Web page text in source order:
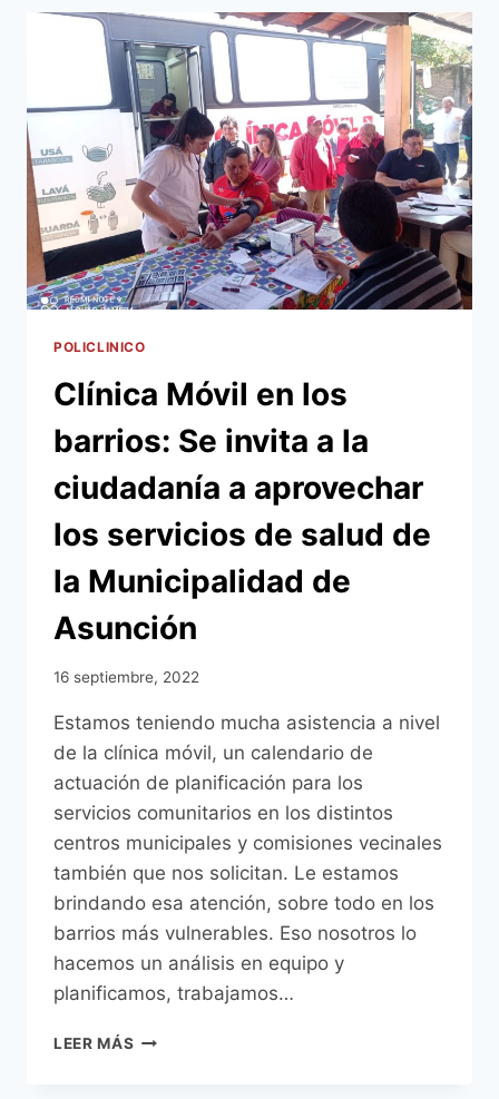
JORNADA
DE
ATENCIÓN
EN
BARRIO
CIUDAD
NUEVA
POLICLINICO
Clínica Móvil en los
barrios: Se invita a la
ciudadanía a aprovechar
los servicios de salud de
la Municipalidad de
Asunción
16 septiembre, 2022
Estamos teniendo mucha asistencia a nivel
de la clínica móvil, un calendario de
actuación de planificación para los
servicios comunitarios en los distintos
centros municipales y comisiones vecinales
también que nos solicitan. Le estamos
brindando esa atención, sobre todo en los
barrios más vulnerables. Eso nosotros lo
hacemos un análisis en equipo y
planificamos, trabajamos…
LEER MÁS CLÍNICA